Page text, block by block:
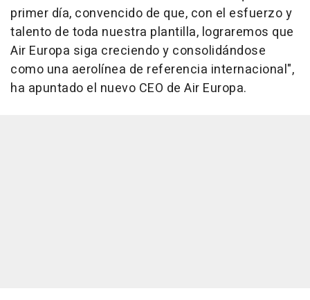
primer día, convencido de que, con el esfuerzo y
talento de toda nuestra plantilla, lograremos que
Air Europa siga creciendo y consolidándose
como una aerolínea de referencia internacional",
ha apuntado el nuevo CEO de Air Europa.